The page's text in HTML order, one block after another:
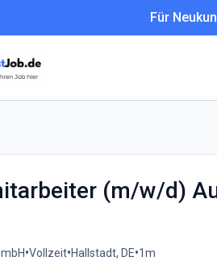
Für
(m/w/d)
•Vollzeit•Hallstadt, DE•1m